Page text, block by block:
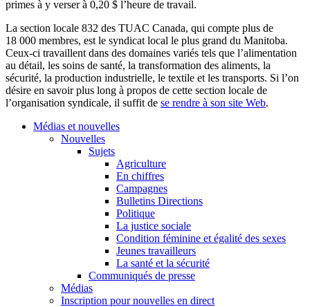
primes à y verser à 0,20 $ l’heure de travail.
La section locale 832 des TUAC Canada, qui compte plus de
18 000 membres, est le syndicat local le plus grand du Manitoba.
Ceux-ci travaillent dans des domaines variés tels que l’alimentation
au détail, les soins de santé, la transformation des aliments, la
sécurité, la production industrielle, le textile et les transports. Si l’on
désire en savoir plus long à propos de cette section locale de
l’organisation syndicale, il suffit de se rendre à son site Web.
Médias et nouvelles
Nouvelles
Sujets
Agriculture
En chiffres
Campagnes
Bulletins Directions
Politique
La justice sociale
Condition féminine et égalité des sexes
Jeunes travailleurs
La santé et la sécurité
Communiqués de presse
Médias
Inscription pour nouvelles en direct